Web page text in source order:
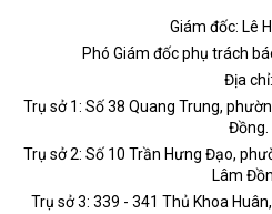
Giám đốc: Lê
Phó Giám đốc phụ trách
Địa chỉ:
Trụ sở 1: Số 38 Quang Trung,
Đồng.
Trụ sở 2: Số 10 Trần Hưng Đạo,
Lâm
Trụ sở 3: 339 - 341 Thủ Khoa